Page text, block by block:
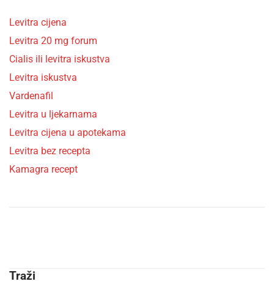
Levitra cijena
Levitra 20 mg forum
Cialis ili levitra iskustva
Levitra iskustva
Vardenafil
Levitra u ljekarnama
Levitra cijena u apotekama
Levitra bez recepta
Kamagra recept
Traži